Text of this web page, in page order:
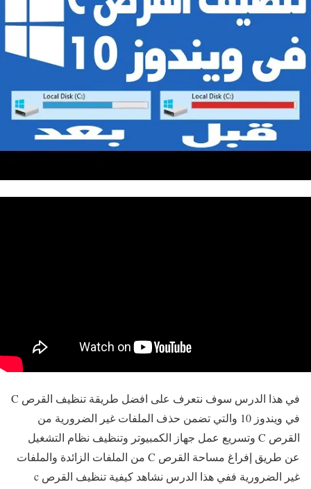
في هذا الدرس سوف نتعرف على افضل طريقة تنظيف القرص C
في ويندوز 10 والتي تضمن حذف الملفات غير الضرورية من
القرص C وتسريع عمل جهاز الكمبيوتر وتنظيف نظام التشغيل
عن طريق إفراغ مساحة القرص C من الملفات الزائدة والملفات
غير الضرورية ففي هذا الدرس نشاهد كيفية تنظيف القرص c